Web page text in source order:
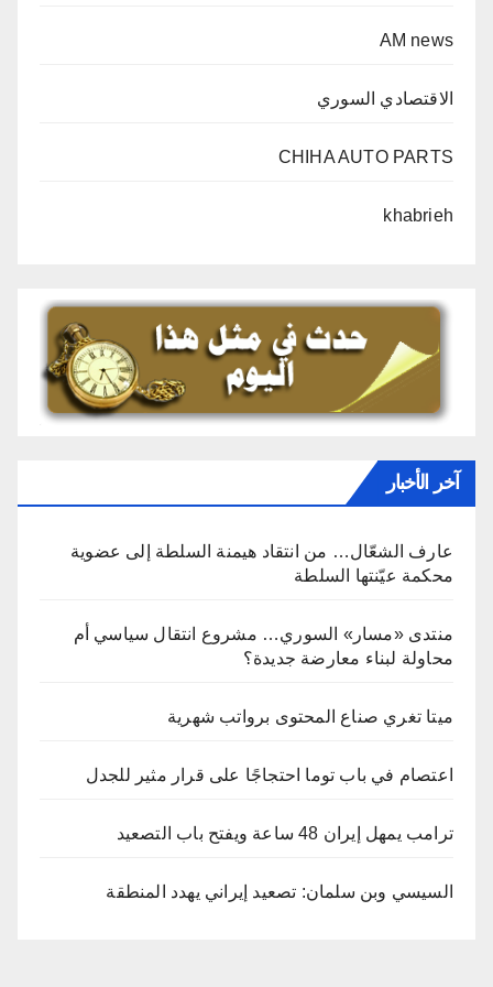
AM news
الاقتصادي السوري
CHIHA AUTO PARTS
khabrieh
آخر الأخبار
عارف الشعّال… من انتقاد هيمنة السلطة إلى عضوية
محكمة عيّنتها السلطة
منتدى «مسار» السوري… مشروع انتقال سياسي أم
محاولة لبناء معارضة جديدة؟
ميتا تغري صناع المحتوى برواتب شهرية
اعتصام في باب توما احتجاجًا على قرار مثير للجدل
ترامب يمهل إيران 48 ساعة ويفتح باب التصعيد
السيسي وبن سلمان: تصعيد إيراني يهدد المنطقة